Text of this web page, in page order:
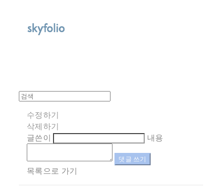
수정하기
삭제하기
글쓴이
내용
댓글 쓰기
목록으로 가기